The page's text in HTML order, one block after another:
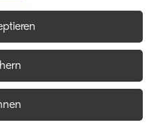
Funktion: